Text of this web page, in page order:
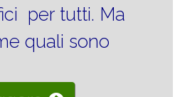
per tutti. Ma
quali sono